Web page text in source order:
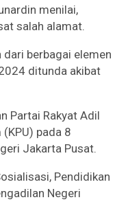
menilai,
salah alamat.
dari berbagai elemen
ditunda akibat
Partai Rakyat Adil
pada 8
Jakarta Pusat.
Pendidikan
Negeri